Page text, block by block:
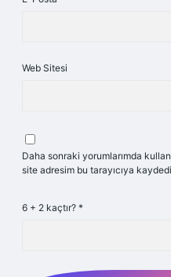
Web Sitesi
Daha sonraki yorumlarımda
site adresim bu tarayıcıya
6 + 2 kaçtır? *